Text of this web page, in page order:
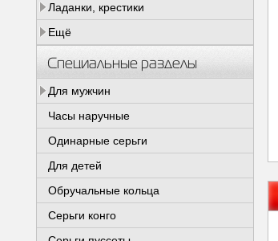
Ладанки, крестики
Ещё
Специальные разделы
Для мужчин
Часы наручные
Одинарные серьги
Для детей
Обручальные кольца
Серьги конго